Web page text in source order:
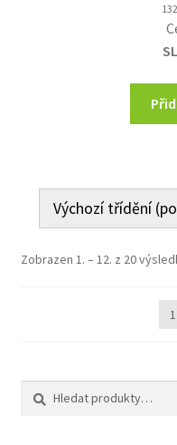
Zobrazen 1. – 12. z 20
1
Hledat:
Hledat